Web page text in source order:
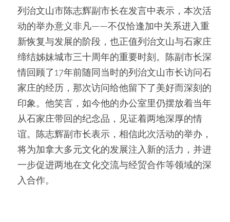
列治文山市陈志辉副市长在发言中表示，本次活
动的举办意义非凡——不仅恰逢加中关系进入重
新恢复与发展的阶段，也正值列治文山与石家庄
缔结姊妹城市三十周年的重要时刻。陈副市长深
情回顾了17年前随同当时的列治文山市长访问石
家庄的经历，那次访问给他留下了美好而深刻的
印象。他笑言，如今他的办公室里仍摆放着当年
从石家庄带回的纪念品，见证着两地深厚的情
谊。陈志辉副市长表示，相信此次活动的举办，
将为加拿大多元文化的发展注入新的活力，并进
一步促进两地在文化交流与经贸合作等领域的深
入合作。